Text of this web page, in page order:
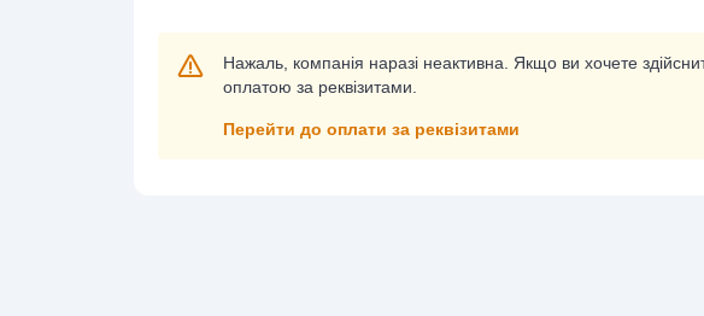
Нажаль, компанія наразі неактивна. Якщо ви хочете
оплатою за реквізитами.
Перейти до оплати за реквізитами